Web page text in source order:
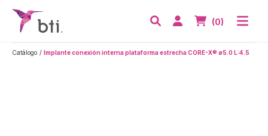
BTI - Human Tecnology
Acceder
Nº de
(0)
Catálogo Implante conexión interna plataforma estrecha CORE-X® ø5.0 L:4.5